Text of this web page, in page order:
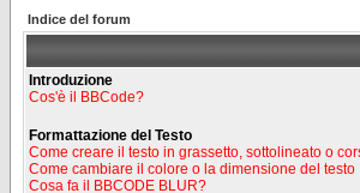
Indice del forum
Introduzione
Cos'è il BBCode?
Formattazione del Testo
Come creare il testo in grassetto, sottolineato o
Come cambiare il colore o la dimensione del testo
Cosa fa il BBCODE BLUR?